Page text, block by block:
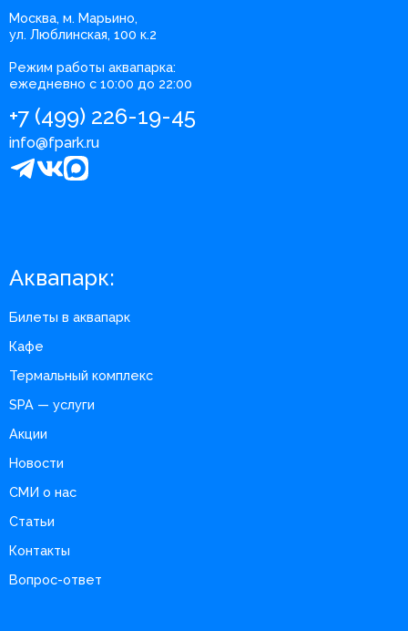
Москва, м. Марьино,
ул. Люблинская, 100 к.2
Режим работы аквапарка:
ежедневно с 10:00 до 22:00
+7 (499) 226-19-45
info@fpark.ru
Аквапарк:
Билеты в аквапарк
Кафе
Термальный комплекс
SPA — услуги
Акции
Новости
СМИ о нас
Статьи
Контакты
Вопрос-ответ